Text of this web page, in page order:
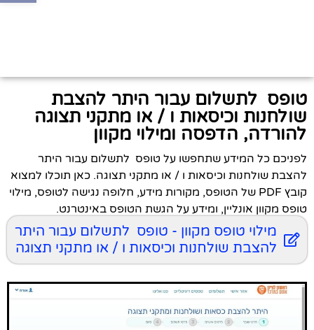
טופס ​​ לתשלום ​​עבור היתר להצבת
שולחנות וכיסאות ו / או מתקני תצוגה​
להורדה, הדפסה ומילוי מקוון
לפניכם כל המידע שתחפשו על טופס ​​ לתשלום ​​עבור היתר
להצבת שולחנות וכיסאות ו / או מתקני תצוגה​. כאן תוכלו למצוא
קובץ PDF של הטופס, מקורות מידע, חלופה נגישה לטופס, מילוי
טופס מקוון אונליין, ומידע על הגשת הטופס באינטרנט.
מילוי טופס מקוון - טופס ​​ לתשלום ​​עבור היתר
להצבת שולחנות וכיסאות ו / או מתקני תצוגה​